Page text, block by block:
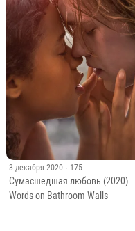
3 декабря 2020 · 175
Сумасшедшая любовь (2020)
Words on Bathroom Walls